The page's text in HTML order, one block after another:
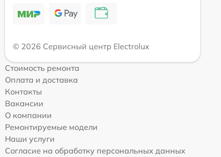
© 2026 Сервисный центр Electrolux
Стоимость ремонта
Оплата и доставка
Контакты
Вакансии
О компании
Ремонтируемые модели
Наши услуги
Согласие на обработку персональных данных